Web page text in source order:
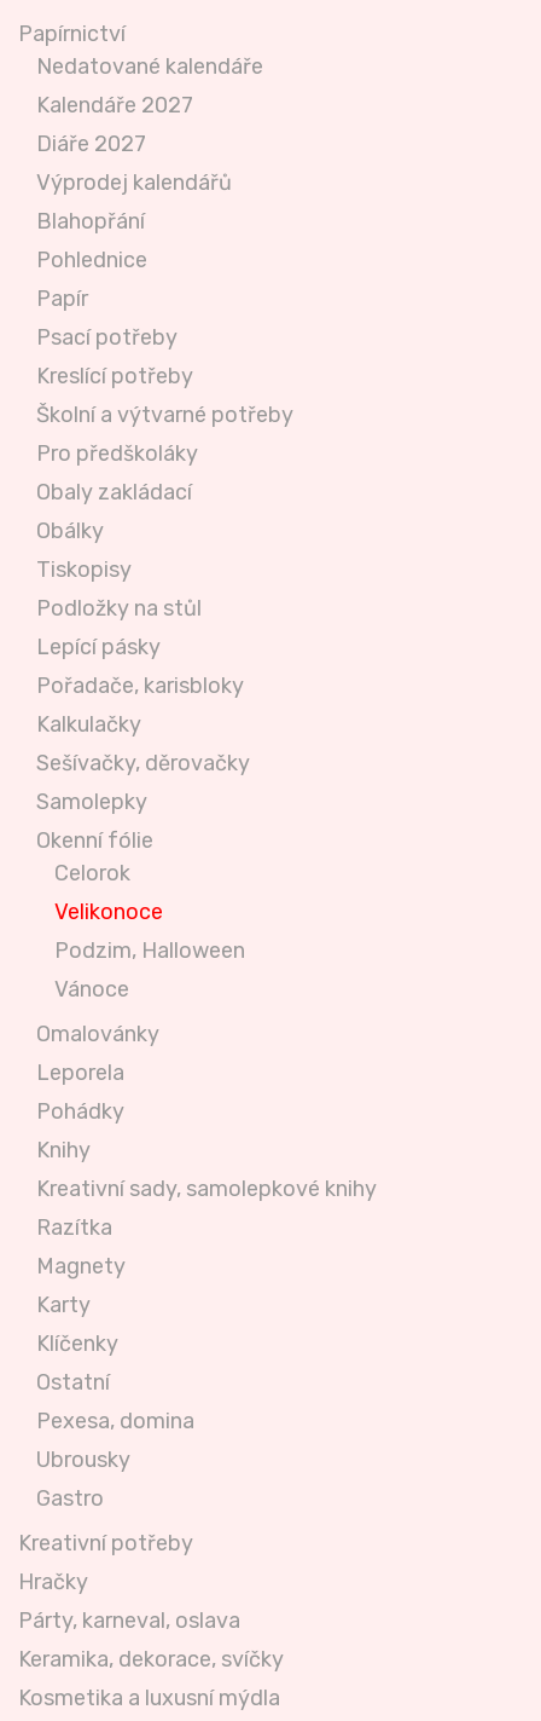
Papírnictví
Nedatované kalendáře
Kalendáře 2027
Diáře 2027
Výprodej kalendářů
Blahopřání
Pohlednice
Papír
Psací potřeby
Kreslící potřeby
Školní a výtvarné potřeby
Pro předškoláky
Obaly zakládací
Obálky
Tiskopisy
Podložky na stůl
Lepící pásky
Pořadače, karisbloky
Kalkulačky
Sešívačky, děrovačky
Samolepky
Okenní fólie
Celorok
Velikonoce
Podzim, Halloween
Vánoce
Omalovánky
Leporela
Pohádky
Knihy
Kreativní sady, samolepkové knihy
Razítka
Magnety
Karty
Klíčenky
Ostatní
Pexesa, domina
Ubrousky
Gastro
Kreativní potřeby
Hračky
Párty, karneval, oslava
Keramika, dekorace, svíčky
Kosmetika a luxusní mýdla